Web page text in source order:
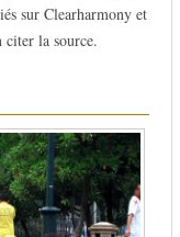
sur Clearharmony et
citer la source.